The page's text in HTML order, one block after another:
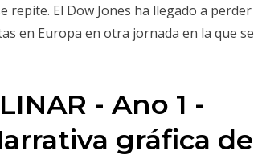
repite. El Dow Jones ha llegado a perder
en Europa en otra jornada en la que se
- Ano 1 -
gráfica de